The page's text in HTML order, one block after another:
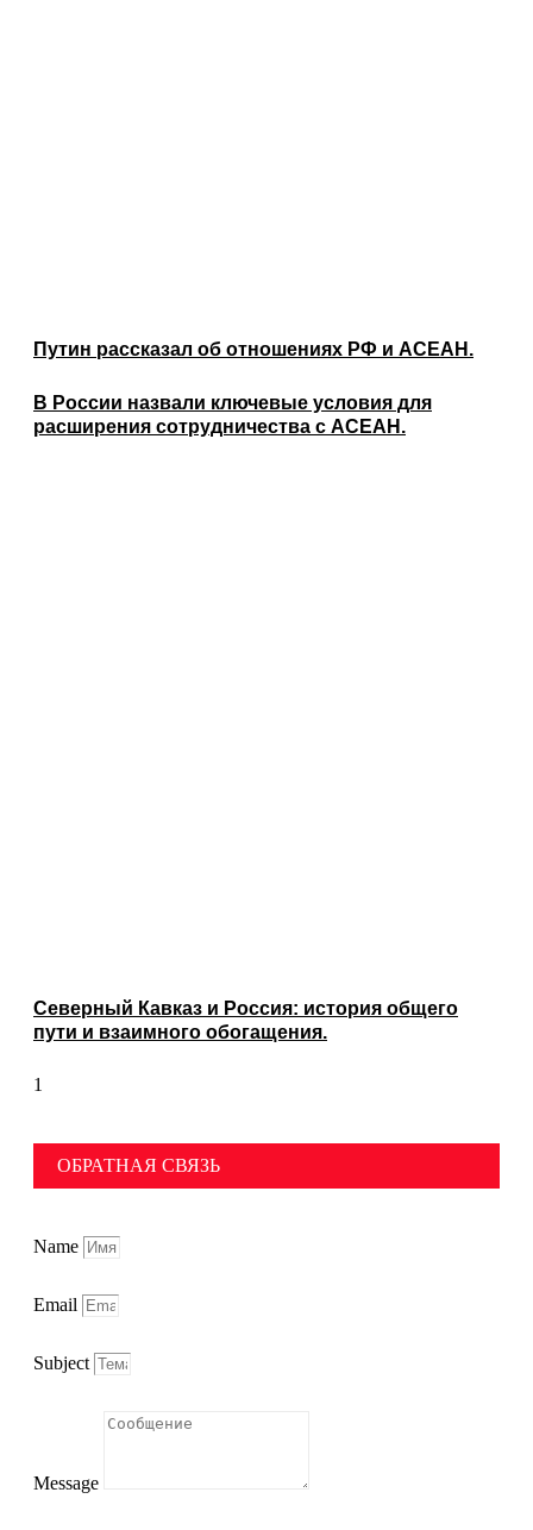
Путин рассказал об отношениях РФ и АСЕАН.
В России назвали ключевые условия для
расширения сотрудничества с АСЕАН.
Северный Кавказ и Россия: история общего
пути и взаимного обогащения.
ОБРАТНАЯ СВЯЗЬ
Name
Email
Subject
Message